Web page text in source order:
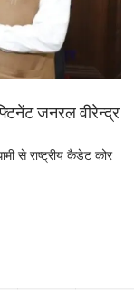
जनरल वीरेन्द्र
से राष्ट्रीय कैडेट कोर